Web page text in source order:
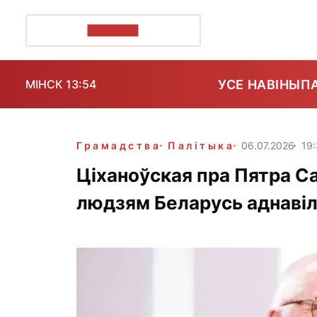
МІНСК 13:54 УСЕ НАВІНЫ
Грамадства Палітыка 06.07.2026
Ціханоўская пра Пятра
людзям Беларусь